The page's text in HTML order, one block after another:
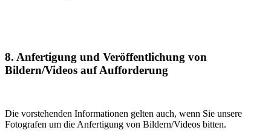
8. Anfertigung und Veröffentlichung von
Bildern/Videos auf Aufforderung
Die vorstehenden Informationen gelten auch, wenn Sie unsere
Fotografen um die Anfertigung von Bildern/Videos bitten.